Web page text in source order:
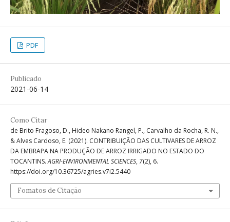
PDF
Publicado
2021-06-14
Como Citar
de Brito Fragoso, D., Hideo Nakano Rangel, P., Carvalho da Rocha, R. N.,
& Alves Cardoso, E. (2021). CONTRIBUIÇÃO DAS CULTIVARES DE ARROZ
DA EMBRAPA NA PRODUÇÃO DE ARROZ IRRIGADO NO ESTADO DO
TOCANTINS.AGRI-ENVIRONMENTAL SCIENCES, 7(2), 6.
https://doi.org/10.36725/agries.v7i2.5440
Fomatos de Citação